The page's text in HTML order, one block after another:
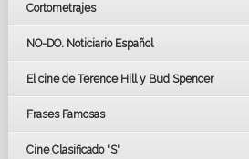
LOS OSCARS
BAFTA
FESTIVAL DE HUELVA 2019
FESTIVAL DE CINE DE SEVILLA 2019
Cortometrajes
NO-DO. Noticiario Español
El cine de Terence Hill y Bud Spencer
Frases Famosas
Cine Clasificado "S"